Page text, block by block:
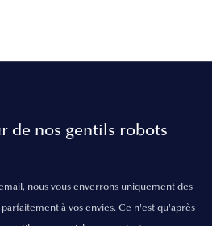
de nos gentils robots
nous vous enverrons uniquement des
à vos envies. Ce n'est qu'après